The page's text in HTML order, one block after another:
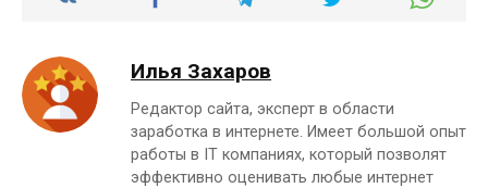
Илья Захаров
Редактор сайта, эксперт в области
заработка в интернете. Имеет большой опыт
работы в IT компаниях, который позволят
эффективно оценивать любые интернет